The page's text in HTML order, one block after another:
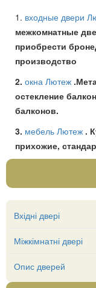
1. входные двери
межкомнатные
приобрести
производство
2. окна Лютеж
остекление
балконов.
3. мебель Лютеж .
прихожие,
Вхідні двері
Міжкімнатні двері
Опис дверей